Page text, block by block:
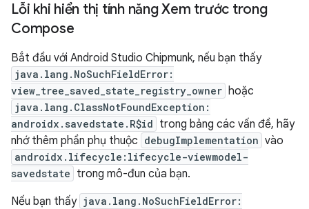
Lỗi khi hiển thị tính năng Xem trước trong
Compose
Bắt đầu với Android Studio Chipmunk, nếu bạn thấy
java.lang.NoSuchFieldError:
view_tree_saved_state_registry_owner hoặc
java.lang.ClassNotFoundException:
androidx.savedstate.R$id trong bảng các vấn đề, hãy
nhớ thêm phần phụ thuộc debugImplementation vào
androidx.lifecycle:lifecycle-viewmodel-
savedstate trong mô-đun của bạn.
Nếu bạn thấy java.lang.NoSuchFieldError: